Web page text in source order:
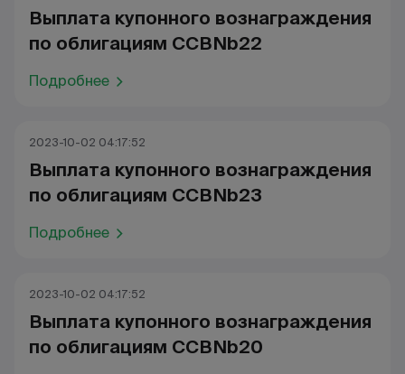
Выплата купонного вознаграждения
по облигациям CCBNb22
Подробнее
2023-10-02 04:17:52
Выплата купонного вознаграждения
по облигациям CCBNb23
Подробнее
2023-10-02 04:17:52
Выплата купонного вознаграждения
по облигациям CCBNb20